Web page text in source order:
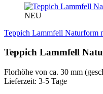
NEU
Teppich Lammfell Naturform
Teppich Lammfell
Florhöhe von ca. 30 mm
Lieferzeit: 3-5 Tage